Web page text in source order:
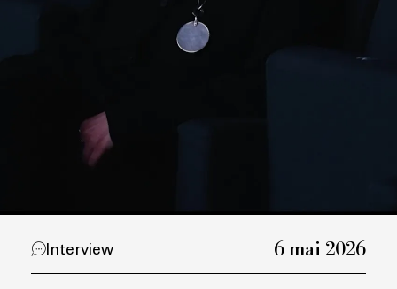
Interview 6 mai 2026